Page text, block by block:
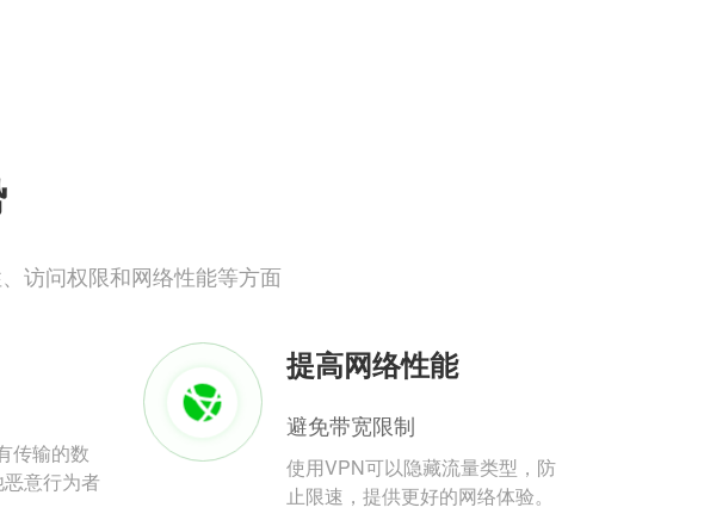
访问权限和网络性能等方面
传输的数
意行为者
提高网络性能
避免带宽限制
使用VPN可以隐藏流量类型，防
止限速，提供更好的网络体验。